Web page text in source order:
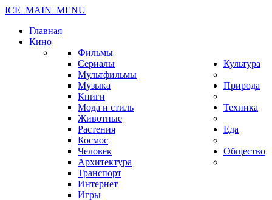
ICE_MAIN_MENU
Главная
Кино
Фильмы
Сериалы
Мультфильмы
Культура
Музыка
Книги
Мода и стиль
Природа
Животные
Растения
Космос
Человек
Техника
Архитектура
Транспорт
Интернет
Игры
Еда
Общество